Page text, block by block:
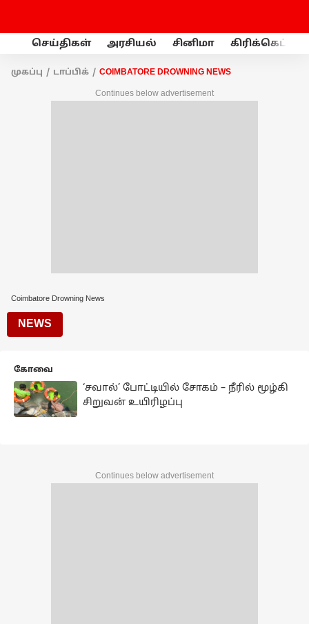
செய்திகள் அரசியல் சினிமா கிரிக்கெட்
முகப்பு டாப்பிக் COIMBATORE DROWNING NEWS
Continues below advertisement
Coimbatore Drowning News
NEWS
கோவை
‘சவால்’ போட்டியில் சோகம் – நீரில் மூழ்கி
சிறுவன் உயிரிழப்பு
Continues below advertisement